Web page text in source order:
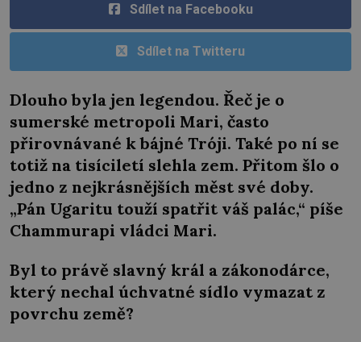
Sdílet na Facebooku
Sdílet na Twitteru
Dlouho byla jen legendou. Řeč je o
sumerské metropoli Mari, často
přirovnávané k bájné Tróji. Také po ní se
totiž na tisíciletí slehla zem. Přitom šlo o
jedno z nejkrásnějších měst své doby.
„Pán Ugaritu touží spatřit váš palác,“ píše
Chammurapi vládci Mari.
Byl to právě slavný král a zákonodárce,
který nechal úchvatné sídlo vymazat z
povrchu země?